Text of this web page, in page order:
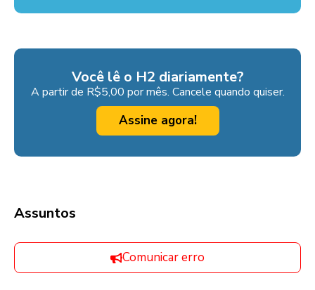
Você lê o H2 diariamente?
A partir de R$5,00 por mês. Cancele quando quiser.
Assine agora!
Assuntos
Comunicar erro